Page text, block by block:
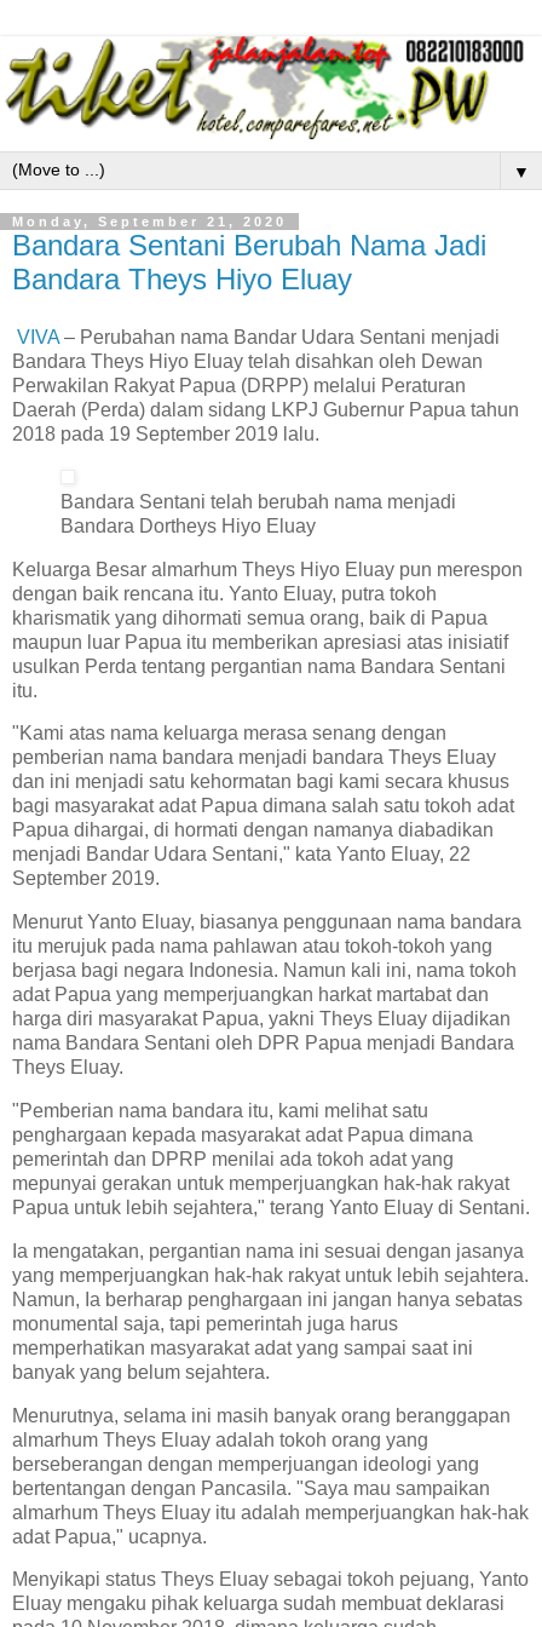
▼
Monday, September 21, 2020
Bandara Sentani Berubah Nama Jadi
Bandara Theys Hiyo Eluay
VIVA – Perubahan nama Bandar Udara Sentani menjadi
Bandara Theys Hiyo Eluay telah disahkan oleh Dewan
Perwakilan Rakyat Papua (DRPP) melalui Peraturan
Daerah (Perda) dalam sidang LKPJ Gubernur Papua tahun
2018 pada 19 September 2019 lalu.
Bandara Sentani telah berubah nama menjadi
Bandara Dortheys Hiyo Eluay
Keluarga Besar almarhum Theys Hiyo Eluay pun merespon
dengan baik rencana itu. Yanto Eluay, putra tokoh
kharismatik yang dihormati semua orang, baik di Papua
maupun luar Papua itu memberikan apresiasi atas inisiatif
usulkan Perda tentang pergantian nama Bandara Sentani
itu.
"Kami atas nama keluarga merasa senang dengan
pemberian nama bandara menjadi bandara Theys Eluay
dan ini menjadi satu kehormatan bagi kami secara khusus
bagi masyarakat adat Papua dimana salah satu tokoh adat
Papua dihargai, di hormati dengan namanya diabadikan
menjadi Bandar Udara Sentani," kata Yanto Eluay, 22
September 2019.
Menurut Yanto Eluay, biasanya penggunaan nama bandara
itu merujuk pada nama pahlawan atau tokoh-tokoh yang
berjasa bagi negara Indonesia. Namun kali ini, nama tokoh
adat Papua yang memperjuangkan harkat martabat dan
harga diri masyarakat Papua, yakni Theys Eluay dijadikan
nama Bandara Sentani oleh DPR Papua menjadi Bandara
Theys Eluay.
"Pemberian nama bandara itu, kami melihat satu
penghargaan kepada masyarakat adat Papua dimana
pemerintah dan DPRP menilai ada tokoh adat yang
mepunyai gerakan untuk memperjuangkan hak-hak rakyat
Papua untuk lebih sejahtera," terang Yanto Eluay di Sentani.
Ia mengatakan, pergantian nama ini sesuai dengan jasanya
yang memperjuangkan hak-hak rakyat untuk lebih sejahtera.
Namun, Ia berharap penghargaan ini jangan hanya sebatas
monumental saja, tapi pemerintah juga harus
memperhatikan masyarakat adat yang sampai saat ini
banyak yang belum sejahtera.
Menurutnya, selama ini masih banyak orang beranggapan
almarhum Theys Eluay adalah tokoh orang yang
berseberangan dengan memperjuangan ideologi yang
bertentangan dengan Pancasila. "Saya mau sampaikan
almarhum Theys Eluay itu adalah memperjuangkan hak-hak
adat Papua," ucapnya.
Menyikapi status Theys Eluay sebagai tokoh pejuang, Yanto
Eluay mengaku pihak keluarga sudah membuat deklarasi